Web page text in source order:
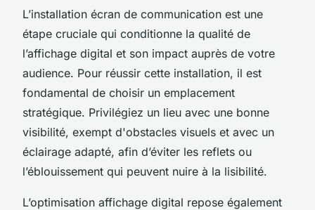
L’installation écran de communication est une
étape cruciale qui conditionne la qualité de
l’affichage digital et son impact auprès de votre
audience. Pour réussir cette installation, il est
fondamental de choisir un emplacement
stratégique. Privilégiez un lieu avec une bonne
visibilité, exempt d'obstacles visuels et avec un
éclairage adapté, afin d’éviter les reflets ou
l’éblouissement qui peuvent nuire à la lisibilité.
L’optimisation affichage digital repose également